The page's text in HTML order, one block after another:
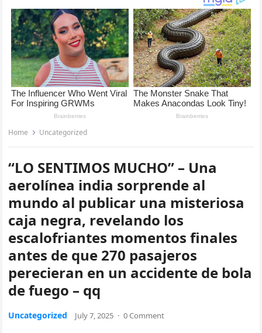
Home Uncategorized
“LO SENTIMOS MUCHO” – Una
aerolínea india sorprende al
mundo al publicar una misteriosa
caja negra, revelando los
escalofriantes momentos finales
antes de que 270 pasajeros
perecieran en un accidente de bola
de fuego – qq
Uncategorized July 7, 2025 · 0 Comment